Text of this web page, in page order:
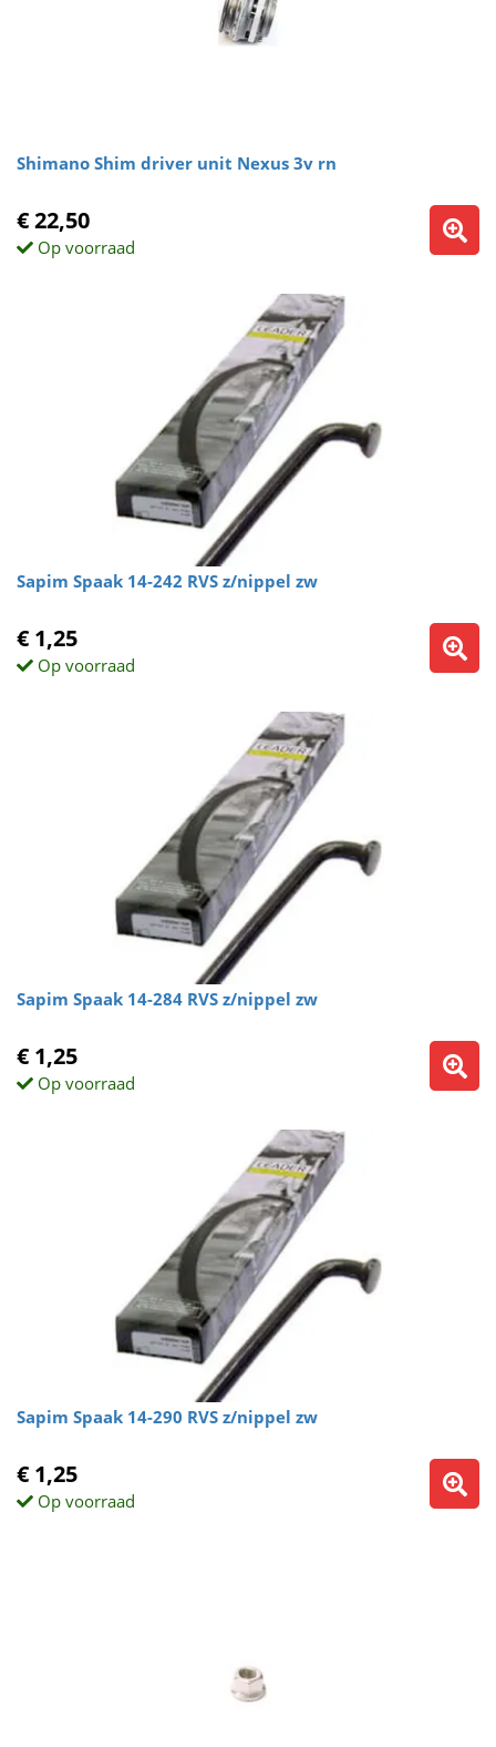
Shimano Shim driver unit Nexus 3v rn
€ 22,50
Op voorraad
Sapim Spaak 14-242 RVS z/nippel zw
€ 1,25
Op voorraad
Sapim Spaak 14-284 RVS z/nippel zw
€ 1,25
Op voorraad
Sapim Spaak 14-290 RVS z/nippel zw
€ 1,25
Op voorraad